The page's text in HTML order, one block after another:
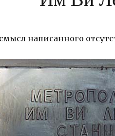
написанного